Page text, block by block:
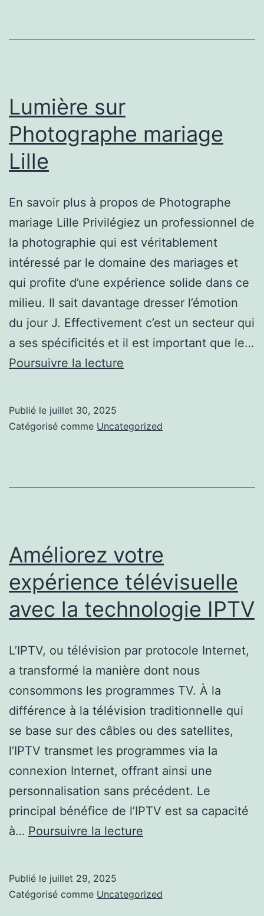
Lumière sur
Photographe mariage
Lille
En savoir plus à propos de Photographe
mariage Lille Privilégiez un professionnel de
la photographie qui est véritablement
intéressé par le domaine des mariages et
qui profite d’une expérience solide dans ce
milieu. Il sait davantage dresser l’émotion
du jour J. Effectivement c’est un secteur qui
a ses spécificités et il est important que le…
Poursuivre la lecture
mariage
Publié le juillet 30, 2025
Catégorisé comme Uncategorized
Améliorez votre
expérience télévisuelle
avec la technologie IPTV
L’IPTV, ou télévision par protocole Internet,
a transformé la manière dont nous
consommons les programmes TV. À la
différence à la télévision traditionnelle qui
se base sur des câbles ou des satellites,
l’IPTV transmet les programmes via la
connexion Internet, offrant ainsi une
personnalisation sans précédent. Le
principal bénéfice de l’IPTV est sa capacité
à… Poursuivre la lecture
télévisuelle
Publié le juillet 29, 2025
Catégorisé comme Uncategorized